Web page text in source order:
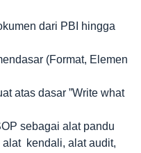
dari PBI hingga
(Format, Elemen
atas dasar ”Write what
sebagai alat pandu
alat kendali, alat audit,